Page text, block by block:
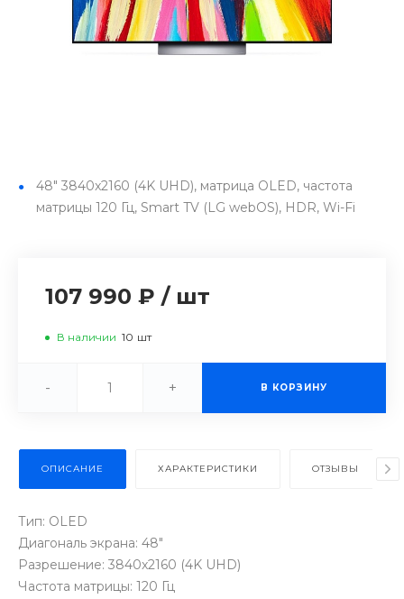
48" 3840x2160 (4K UHD), матрица OLED, частота
матрицы 120 Гц, Smart TV (LG webOS), HDR, Wi-Fi
107 990 ₽ / шт
В наличии 10 шт
- + В КОРЗИНУ
ОПИСАНИЕ ХАРАКТЕРИСТИКИ ОТЗЫВЫ
Тип: OLED
Диагональ экрана: 48"
Разрешение: 3840x2160 (4K UHD)
Частота матрицы: 120 Гц